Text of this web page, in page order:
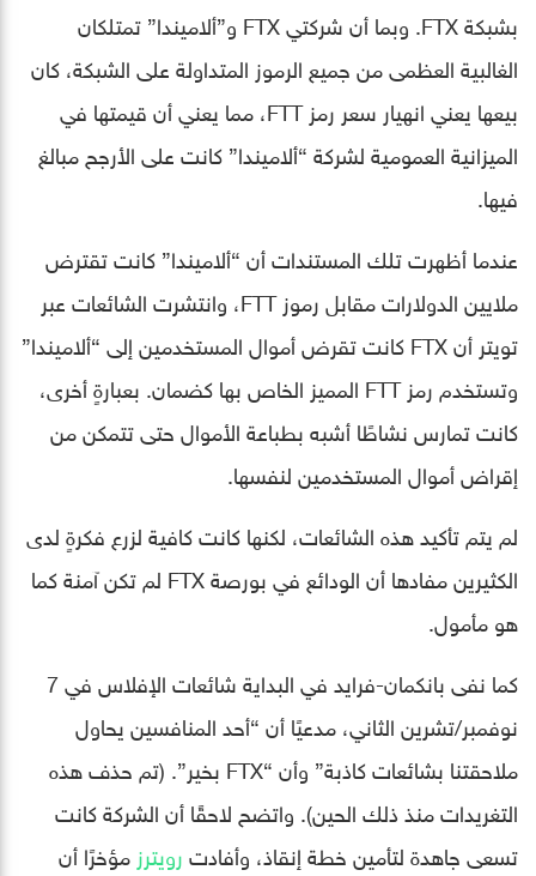
بشبكة FTX. وبما أن شركتي FTX و”ألاميندا” تمتلكان
الغالبية العظمى من جميع الرموز المتداولة على الشبكة، كان
بيعها يعني انهيار سعر رمز FTT، مما يعني أن قيمتها في
الميزانية العمومية لشركة “ألاميندا” كانت على الأرجح مبالغ
فيها.
عندما أظهرت تلك المستندات أن “ألاميندا” كانت تقترض
ملايين الدولارات مقابل رموز FTT، وانتشرت الشائعات عبر
تويتر أن FTX كانت تقرض أموال المستخدمين إلى “ألاميندا”
وتستخدم رمز FTT المميز الخاص بها كضمان. بعبارةٍ أخرى،
كانت تمارس نشاطًا أشبه بطباعة الأموال حتى تتمكن من
إقراض أموال المستخدمين لنفسها.
لم يتم تأكيد هذه الشائعات، لكنها كانت كافية لزرع فكرةٍ لدى
الكثيرين مفادها أن الودائع في بورصة FTX لم تكن آمنة كما
هو مأمول.
كما نفى بانكمان-فرايد في البداية شائعات الإفلاس في 7
نوفمبر/تشرين الثاني، مدعيًا أن “أحد المنافسين يحاول
ملاحقتنا بشائعات كاذبة” وأن “FTX بخير”. (تم حذف هذه
التغريدات منذ ذلك الحين). واتضح لاحقًا أن الشركة كانت
تسعى جاهدة لتأمين خطة إنقاذ، وأفادترويترز مؤخرًا أن